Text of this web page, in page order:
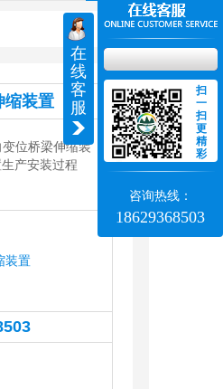
缩装置
位桥梁伸缩装
生产安装过程
装置
在
线
客
服
扫
一
扫
更
精
彩
咨询热线：
18629368503